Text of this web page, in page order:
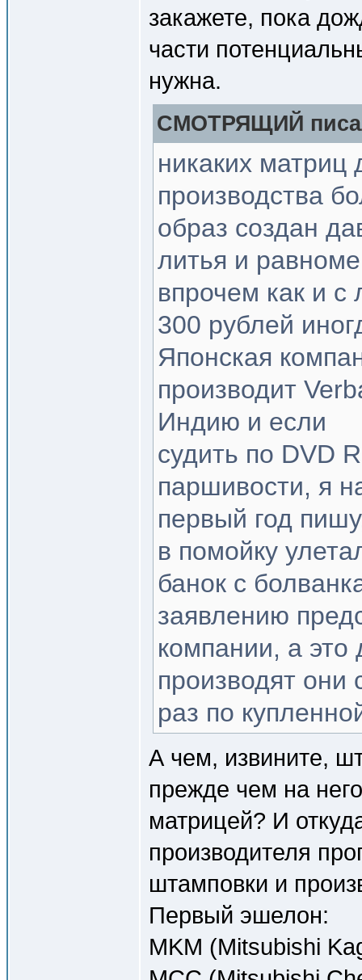
закажете, пока
части
нужна.
СМОТРЯЩИЙ
никаких матриц
производства
образ создан
литья и
впрочем как и с
300 рублей
Японская
производит
Индию и если
судить по DVD
паршивости, я
первый год
в помойку
банок с
заявлению
компании, а это
производят они
раз по
А чем, извините,
прежде чем на
матрицей? И
производителя
штамповки и
Первый эшелон:
MKM (Mitsubishi